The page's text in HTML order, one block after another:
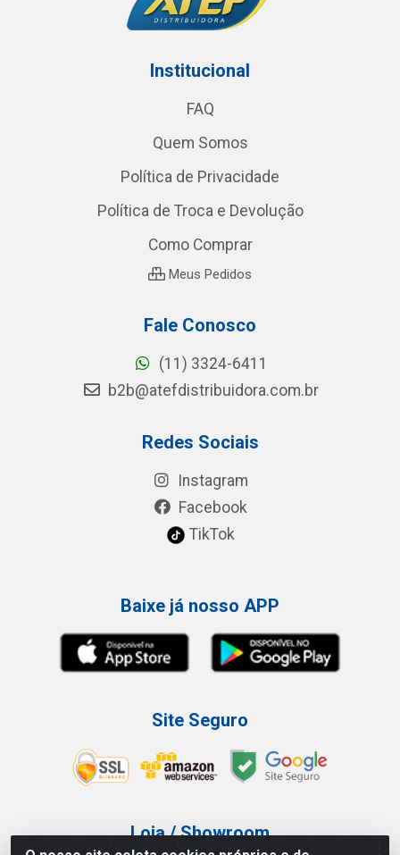
Institucional
FAQ
Quem Somos
Política de Privacidade
Política de Troca e Devolução
Como Comprar
Meus Pedidos
Fale Conosco
(11) 3324-6411
b2b@atefdistribuidora.com.br
Redes Sociais
Instagram
Facebook
TikTok
Baixe já nosso APP
Site Seguro
Loja / Showroom